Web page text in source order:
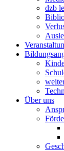
dzb
Über uns